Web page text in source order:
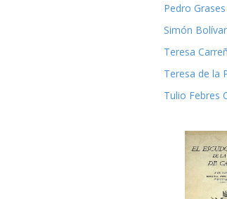
Pedro Grases
Simón Bolívar
Teresa
Teresa de la
Tulio Febres